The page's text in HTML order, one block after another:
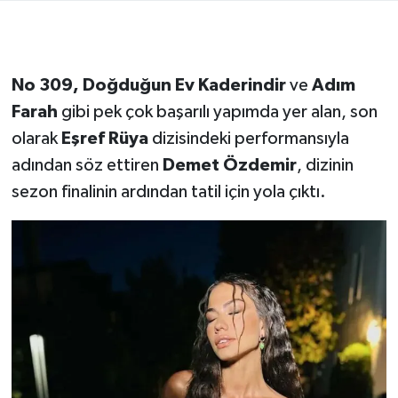
No 309, Doğduğun Ev Kaderindirve Adım
Farah gibi pek çok başarılı yapımda yer alan, son
olarak Eşref Rüyadizisindeki performansıyla
adından söz ettiren Demet Özdemir, dizinin
sezon finalinin ardından tatil için yola çıktı.